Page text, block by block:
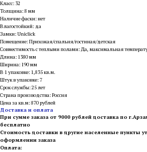
Класс: 32
Толщина: 8 мм
Наличие фаски: нет
Влагостойкий: да
Замки: Uniclick
Помещение: Прихожая/спальня/гостиная/детская
Совместимость с теплыми полами: Да, максимальная
Длина: 1380 мм
Ширина: 190 мм
В 1 упаковке: 1,835 кв.м.
Штук в упаковке: 7
Срок службы: 25 лет
Страна производства: Россия
Цена за кв.м: 870 рублей
Доставка и оплата
При сумме заказа от 9000 рублей доставка по
бесплатно
Стоимость доставки в другие населенные пункты
оформлении заказа
Оплата: